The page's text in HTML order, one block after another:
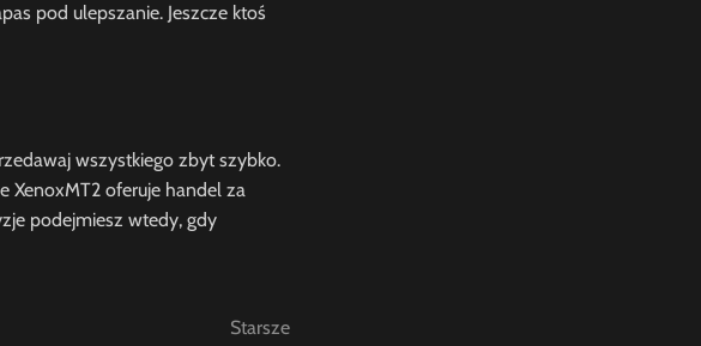
pod ulepszanie. Jeszcze ktoś
wszystkiego zbyt szybko.
XenoxMT2 oferuje handel za
podejmiesz wtedy, gdy
Starsze